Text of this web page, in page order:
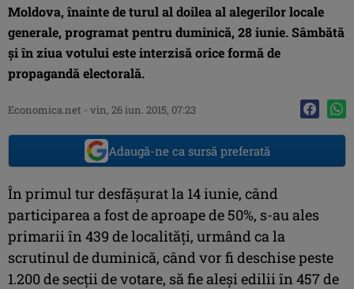
Moldova, înainte de turul al doilea al alegerilor locale
generale, programat pentru duminică, 28 iunie. Sâmbătă
şi în ziua votului este interzisă orice formă de
propagandă electorală.
Economica.net - vin, 26 iun. 2015, 07:23
Adaugă-ne ca sursă preferată
În primul tur desfăşurat la 14 iunie, când
participarea a fost de aproape de 50%, s-au ales
primarii în 439 de localităţi, urmând ca la
scrutinul de duminică, când vor fi deschise peste
1.200 de secţii de votare, să fie aleşi edilii în 457 de